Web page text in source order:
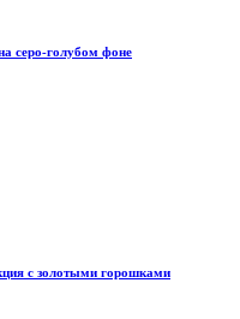
серо-голубом фоне
с золотыми горошками